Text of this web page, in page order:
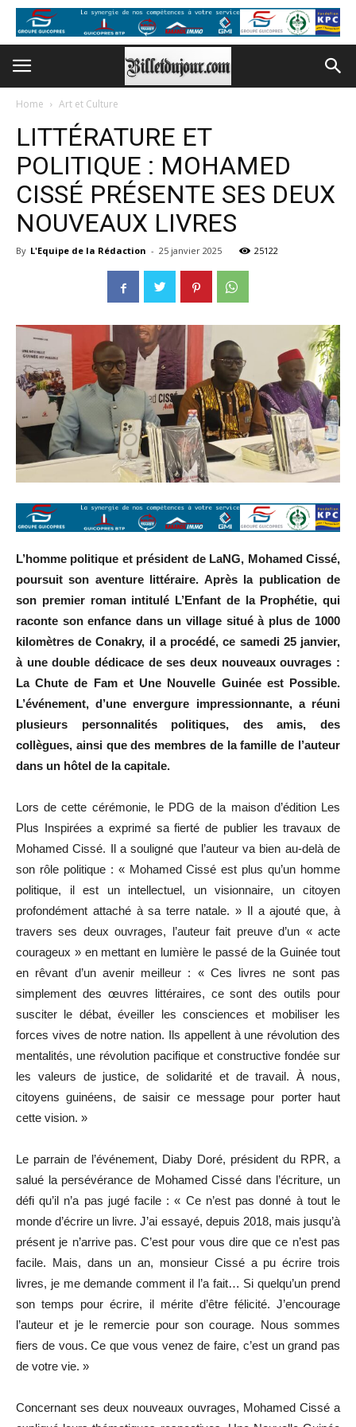
Home Art et Culture
LITTÉRATURE ET
POLITIQUE : MOHAMED
CISSÉ PRÉSENTE SES DEUX
NOUVEAUX LIVRES
By L'Equipe de la Rédaction - 25 janvier 2025 25122
L’homme politique et président de LaNG, Mohamed Cissé,
poursuit son aventure littéraire. Après la publication de
son premier roman intitulé L’Enfant de la Prophétie, qui
raconte son enfance dans un village situé à plus de 1000
kilomètres de Conakry, il a procédé, ce samedi 25 janvier,
à une double dédicace de ses deux nouveaux ouvrages :
La Chute de Fam et Une Nouvelle Guinée est Possible.
L’événement, d’une envergure impressionnante, a réuni
plusieurs personnalités politiques, des amis, des
collègues, ainsi que des membres de la famille de l’auteur
dans un hôtel de la capitale.
Lors de cette cérémonie, le PDG de la maison d’édition Les
Plus Inspirées a exprimé sa fierté de publier les travaux de
Mohamed Cissé. Il a souligné que l’auteur va bien au-delà de
son rôle politique : « Mohamed Cissé est plus qu’un homme
politique, il est un intellectuel, un visionnaire, un citoyen
profondément attaché à sa terre natale. » Il a ajouté que, à
travers ses deux ouvrages, l’auteur fait preuve d’un « acte
courageux » en mettant en lumière le passé de la Guinée tout
en rêvant d’un avenir meilleur : « Ces livres ne sont pas
simplement des œuvres littéraires, ce sont des outils pour
susciter le débat, éveiller les consciences et mobiliser les
forces vives de notre nation. Ils appellent à une révolution des
mentalités, une révolution pacifique et constructive fondée sur
les valeurs de justice, de solidarité et de travail. À nous,
citoyens guinéens, de saisir ce message pour porter haut
cette vision. »
Le parrain de l’événement, Diaby Doré, président du RPR, a
salué la persévérance de Mohamed Cissé dans l’écriture, un
défi qu’il n’a pas jugé facile : « Ce n’est pas donné à tout le
monde d’écrire un livre. J’ai essayé, depuis 2018, mais jusqu’à
présent je n’arrive pas. C’est pour vous dire que ce n’est pas
facile. Mais, dans un an, monsieur Cissé a pu écrire trois
livres, je me demande comment il l’a fait… Si quelqu’un prend
son temps pour écrire, il mérite d’être félicité. J’encourage
l’auteur et je le remercie pour son courage. Nous sommes
fiers de vous. Ce que vous venez de faire, c’est un grand pas
de votre vie. »
Concernant ses deux nouveaux ouvrages, Mohamed Cissé a